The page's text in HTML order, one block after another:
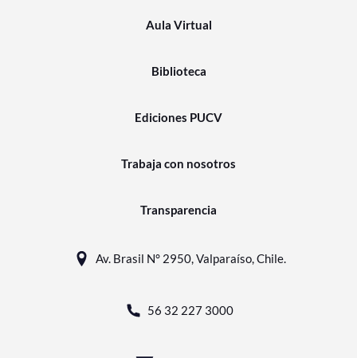
Aula Virtual
Biblioteca
Ediciones PUCV
Trabaja con nosotros
Transparencia
Av. Brasil N° 2950, Valparaíso, Chile.
56 32 227 3000